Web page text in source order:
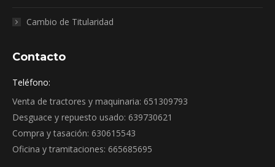
Cambio de Titularidad
Contacto
Teléfono:
Venta de tractores y maquinaria: 651309793
Desguace y repuesto usado: 639730621
Compra y tasación: 630615543
Oficina y tramitaciones: 665685695